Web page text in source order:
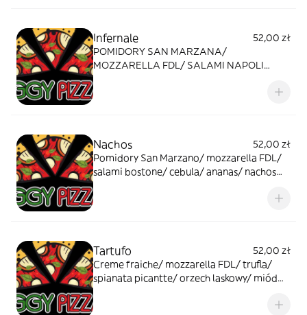
Infernale
52,00 zł
POMIDORY SAN MARZANA/
MOZZARELLA FDL/ SALAMI NAPOLI
Nachos
52,00 zł
Pomidory San Marzano/ mozzarella FDL/
salami bostone/ cebula/ ananas/ nachos
Tartufo
52,00 zł
Creme fraiche/ mozzarella FDL/ trufla/
spianata picantte/ orzech laskowy/ miód